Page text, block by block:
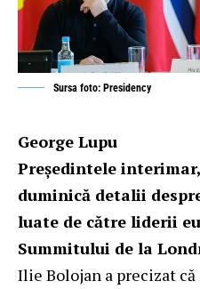
Sursa foto: Presidency
George Lupu
Președintele
duminică detalii
luate de către liderii
Summitului de la
Ilie Bolojan a precizat